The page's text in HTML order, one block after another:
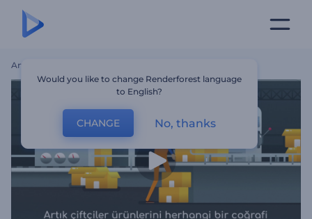
Ana Sayfa
Would you like to change Renderforest language
to English?
CHANGE No, thanks